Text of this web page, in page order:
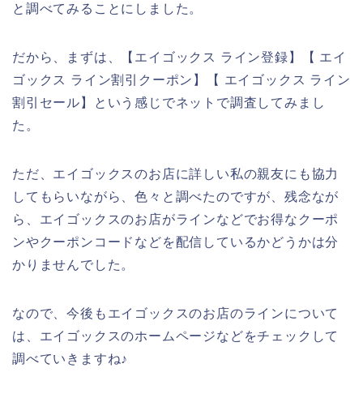
と調べてみることにしました。
だから、まずは、【エイゴックス ライン登録】【 エイ
ゴックス ライン割引クーポン】【 エイゴックス ライン
割引セール】という感じでネットで調査してみまし
た。
ただ、エイゴックスのお店に詳しい私の親友にも協力
してもらいながら、色々と調べたのですが、残念なが
ら、エイゴックスのお店がラインなどでお得なクーポ
ンやクーポンコードなどを配信しているかどうかは分
かりませんでした。
なので、今後もエイゴックスのお店のラインについて
は、エイゴックスのホームページなどをチェックして
調べていきますね♪